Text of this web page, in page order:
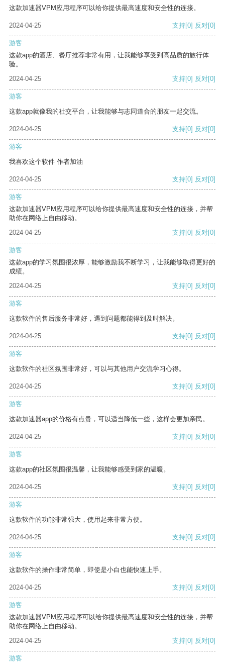
这款加速器VPM应用程序可以给你提供最高速度和安全性的连接。
2024-04-25 支持[0] 反对[0]
游客
这款app的酒店、餐厅推荐非常有用，让我能够享受到高品质的旅行体
验。
2024-04-25
支持[0] 反对[0]
游客
这款app就像我的社交平台，让我能够与志同道合的朋友一起交流。
2024-04-25 支持[0] 反对[0]
游客
我喜欢这个软件 作者加油
2024-04-25 支持[0] 反对[0]
游客
这款加速器VPM应用程序可以给你提供最高速度和安全性的连接，并帮
助你在网络上自由移动。
2024-04-25
支持[0] 反对[0]
游客
这款app的学习氛围很浓厚，能够激励我不断学习，让我能够取得更好的
成绩。
2024-04-25
支持[0] 反对[0]
游客
这款软件的售后服务非常好，遇到问题都能得到及时解决。
2024-04-25 支持[0] 反对[0]
游客
这款软件的社区氛围非常好，可以与其他用户交流学习心得。
2024-04-25 支持[0] 反对[0]
游客
这款加速器app的价格有点贵，可以适当降低一些，这样会更加亲民。
2024-04-25 支持[0] 反对[0]
游客
这款app的社区氛围很温馨，让我能够感受到家的温暖。
2024-04-25 支持[0] 反对[0]
游客
这款软件的功能非常强大，使用起来非常方便。
2024-04-25 支持[0] 反对[0]
游客
这款软件的操作非常简单，即使是小白也能快速上手。
2024-04-25 支持[0] 反对[0]
游客
这款加速器VPM应用程序可以给你提供最高速度和安全性的连接，并帮
助你在网络上自由移动。
2024-04-25
支持[0] 反对[0]
游客